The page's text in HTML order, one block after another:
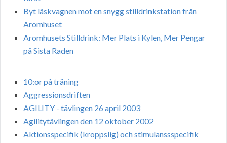
Byt läskvagnen mot en snygg stilldrinkstation från
Aromhuset
Aromhusets Stilldrink: Mer Plats i Kylen, Mer Pengar
på Sista Raden
10:or på träning
Aggressionsdriften
AGILITY - tävlingen 26 april 2003
Agilitytävlingen den 12 oktober 2002
Aktionsspecifik (kroppslig) och stimulanssspecifik